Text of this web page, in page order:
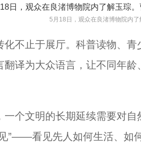
5月18日，观众在良渚博物院内
止于展厅。科普读物、青
翻译为大众语言，让不同年
文明的长期延续需要对自
”——看见先人如何生活、如